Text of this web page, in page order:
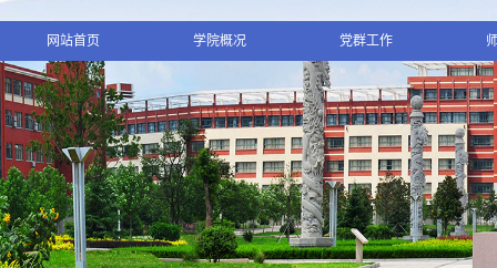
网站首页 学院概况 党群工作